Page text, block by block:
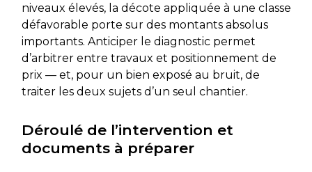
niveaux élevés, la décote appliquée à une classe
défavorable porte sur des montants absolus
importants. Anticiper le diagnostic permet
d’arbitrer entre travaux et positionnement de
prix — et, pour un bien exposé au bruit, de
traiter les deux sujets d’un seul chantier.
Déroulé de l’intervention et
documents à préparer